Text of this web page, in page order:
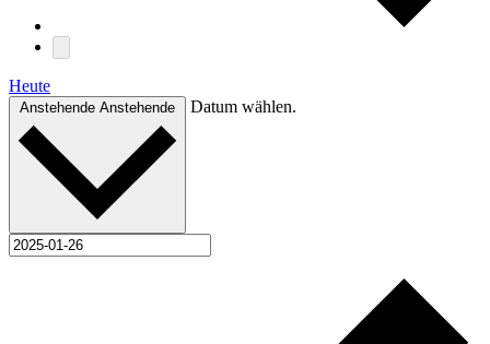
Heute
Anstehende Anstehende Datum wählen.